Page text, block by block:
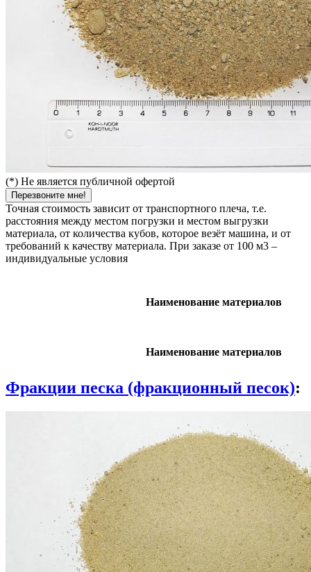
(*) Не является публичной офертой
Перезвоните мне!
Точная стоимость зависит от транспортного плеча, т.е.
расстояния между местом погрузки и местом выгрузки
материала, от количества кубов, которое везёт машина, и от
требований к качеству материала. При заказе от 100 м3 –
индивидуальные условия
Наименование материалов
Наименование материалов
Фракции песка (фракционный песок):